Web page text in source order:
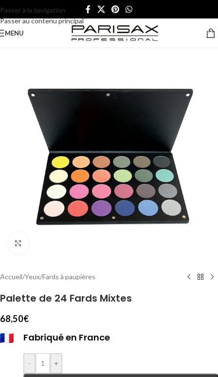
Passer à la navigation
Passer au contenu principal
MENU
Accueil/Yeux/Fards à paupières
Palette de 24 Fards Mixtes
68,50€
Fabriqué en France
- +